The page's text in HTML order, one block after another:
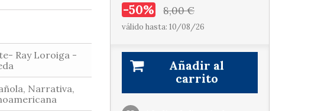
Ray Loroiga -
Narrativa,
-50% 8,00 €
válido hasta: 10/08/26
Añadir al
carrito